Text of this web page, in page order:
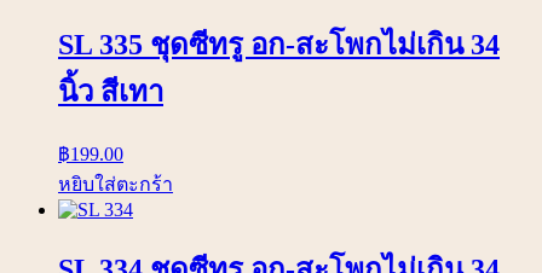
SL 335 ชุดซีทรู อก-สะโพกไม่เกิน 34
นิ้ว สีเทา
฿199.00
หยิบใส่ตะกร้า